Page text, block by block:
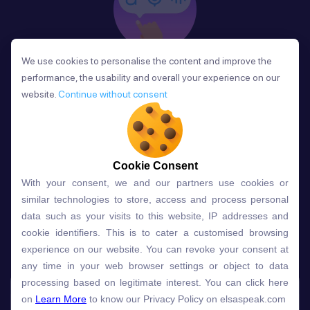
Phản Hồi
Sau mỗi bài học, người học nhận phản hồi về phát
âm và ngữ pháp ngay lập tức, giúp cải thiện kỹ năng
và tiến bộ nhanh chóng.
Lựa chọn gói học ELSA dành
cho bạn
Gói học Free Premium
Speech Analyzer
We use cookies to personalise the content and improve the
performance, the usability and overall your experience on our
website. Continue without consent
Cookie Consent
With your consent, we and our partners use cookies or
similar technologies to store, access and process personal
data such as your visits to this website, IP addresses and
cookie identifiers. This is to cater a customised browsing
experience on our website. You can revoke your consent at
any time in your web browser settings or object to data
processing based on legitimate interest. You can click here
on Learn More to know our Privacy Policy on elsaspeak.com
We use cookies to personalise the content and improve the
performance, the usability and overall your experience on our
website. Continue without consent
Cookie Consent
With your consent, we and our partners use cookies or
similar technologies to store, access and process personal
data such as your visits to this website, IP addresses and
cookie identifiers. This is to cater a customised browsing
experience on our website. You can revoke your consent at
any time in your web browser settings or object to data
processing based on legitimate interest. You can click here
on Learn More to know our Privacy Policy on elsaspeak.com